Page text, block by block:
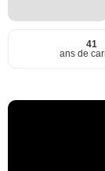
41
ans de